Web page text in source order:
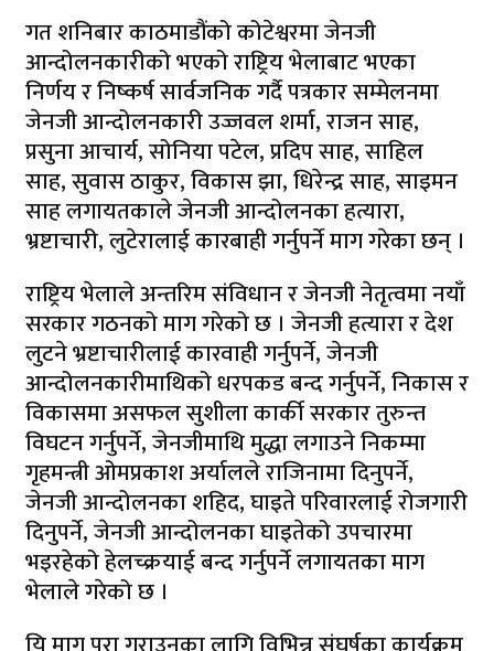
गत शनिबार काठमाडौंको कोटेश्वरमा जेनजी
आन्दोलनकारीको भएको राष्ट्रिय भेलाबाट भएका
निर्णय र निष्कर्ष सार्वजनिक गर्दै पत्रकार सम्मेलनमा
जेनजी आन्दोलनकारी उज्जवल शर्मा, राजन साह,
प्रसुना आचार्य, सोनिया पटेल, प्रदिप साह, साहिल
साह, सुवास ठाकुर, विकास झा, धिरेन्द्र साह, साइमन
साह लगायतकाले जेनजी आन्दोलनका हत्यारा,
भ्रष्टाचारी, लुटेरालाई कारबाही गर्नुपर्ने माग गरेका छन् ।
राष्ट्रिय भेलाले अन्तरिम संविधान र जेनजी नेतृत्वमा नयाँ
सरकार गठनको माग गरेको छ । ⁠जेनजी हत्यारा र देश
लुटने भ्रष्टाचारीलाई कारवाही गर्नुपर्ने, ⁠जेनजी
आन्दोलनकारीमाथिको धरपकड बन्द गर्नुपर्ने, ⁠निकास र
विकासमा असफल सुशीला कार्की सरकार तुरुन्त
विघटन गर्नुपर्ने, ⁠जेनजीमाथि मुद्धा लगाउने निकम्मा
गृहमन्त्री ओमप्रकाश अर्यालले राजिनामा दिनुपर्ने,
⁠जेनजी आन्दोलनका शहिद, घाइते परिवारलाई रोजगारी
दिनुपर्ने, ⁠जेनजी आन्दोलनका घाइतेको उपचारमा
भइरहेको हेलच्क्रयाई बन्द गर्नुपर्ने लगायतका माग
भेलाले गरेको छ ।